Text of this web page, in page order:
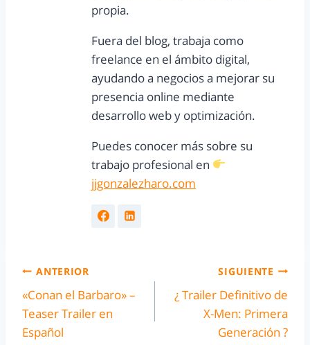
propia.
Fuera del blog, trabaja como
freelance en el ámbito digital,
ayudando a negocios a mejorar su
presencia online mediante
desarrollo web y optimización.
Puedes conocer más sobre su
trabajo profesional en
jjgonzalezharo.com
ANTERIOR
«Conan el Barbaro» –
Teaser Trailer en
Español
SIGUIENTE
¿ Trailer Definitivo de
X-Men: Primera
Generación ?